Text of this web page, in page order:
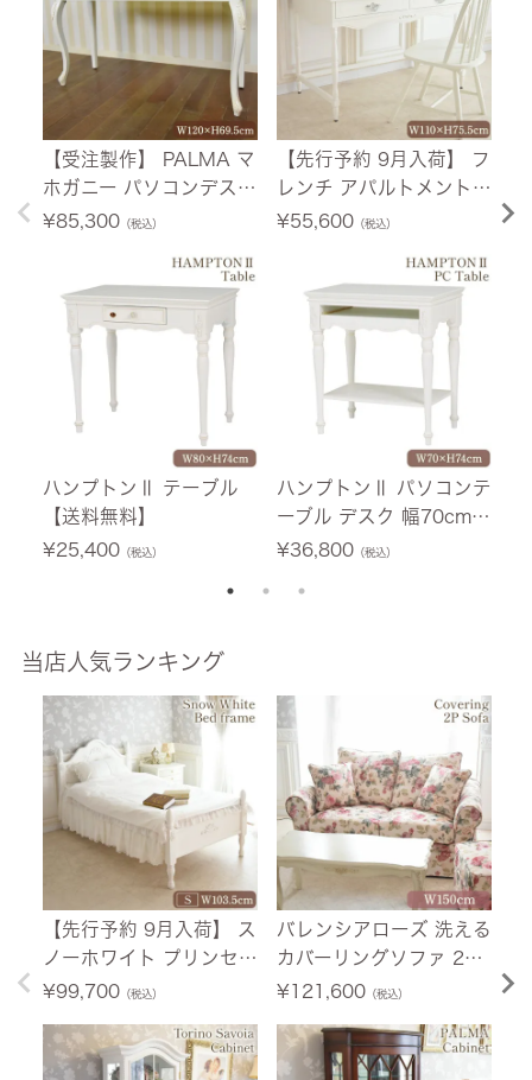
【受注製作】 PALMA マ
ホガニー パソコンデスク
ホワイト 幅120cm 【送
¥85,300（税込）
ハンプトンⅡ テーブル
【送料無料】
¥25,400（税込）
【先行予約 9月入荷】 フ
レンチ アパルトメント
デスク 幅110cm 【送料
¥55,600（税込）
ハンプトンⅡ パソコンテ
ーブル デスク 幅70cm
【送料無料】
¥36,800（税込）
¥
当店人気ランキング
【先行予約 9月入荷】 ス
ノーホワイト プリンセス
シングルベッド ホワイト
設置サービス付】
¥99,700（税込）
バレンシアローズ 洗える
カバーリングソファ 2人
掛け(2P) 薔薇 幅150cm
ス付】
¥121,600（税込） ¥